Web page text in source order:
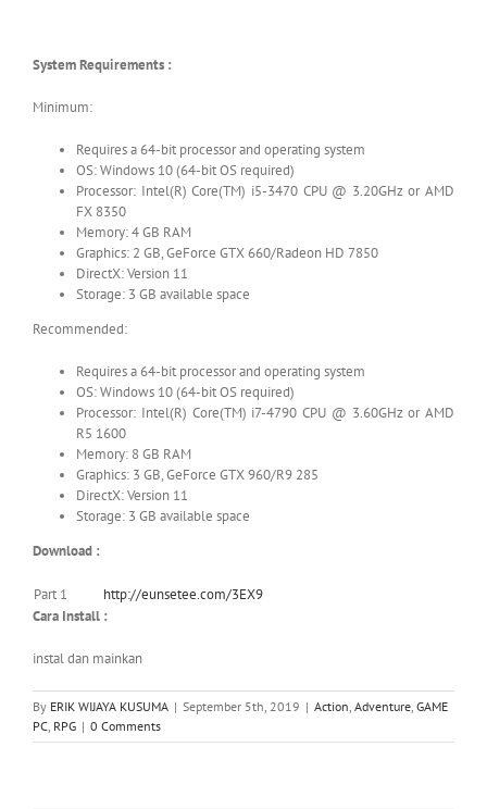
System Requirements :
Minimum:
Requires a 64-bit processor and operating system
OS: Windows 10 (64-bit OS required)
Processor: Intel(R) Core(TM) i5-3470 CPU @ 3.20GHz or AMD
FX 8350
Memory: 4 GB RAM
Graphics: 2 GB, GeForce GTX 660/Radeon HD 7850
DirectX: Version 11
Storage: 3 GB available space
Recommended:
Requires a 64-bit processor and operating system
OS: Windows 10 (64-bit OS required)
Processor: Intel(R) Core(TM) i7-4790 CPU @ 3.60GHz or AMD
R5 1600
Memory: 8 GB RAM
Graphics: 3 GB, GeForce GTX 960/R9 285
DirectX: Version 11
Storage: 3 GB available space
Download :
Part 1
http://eunsetee.com/3EX9
Cara Install :
instal dan mainkan
By ERIK WIJAYA KUSUMA | September 5th, 2019 | Action Adventure GAME
PC RPG | 0 Comments